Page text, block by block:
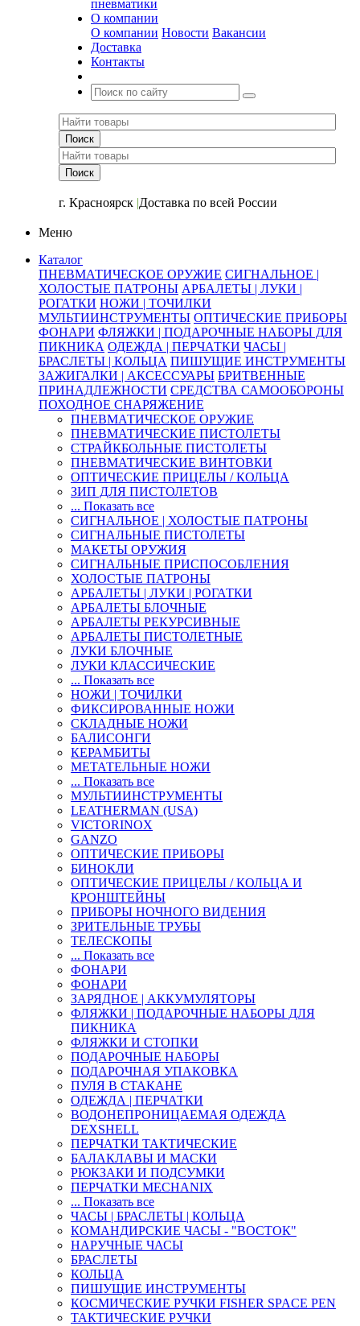
пневматики
О компании
О компании Новости Вакансии
Доставка
Контакты
г. Красноярск |Доставка по всей России
Меню
Каталог
ПНЕВМАТИЧЕСКОЕ ОРУЖИЕ СИГНАЛЬНОЕ |
ХОЛОСТЫЕ ПАТРОНЫ АРБАЛЕТЫ | ЛУКИ |
РОГАТКИ НОЖИ | ТОЧИЛКИ
МУЛЬТИИНСТРУМЕНТЫ ОПТИЧЕСКИЕ ПРИБОРЫ
ФОНАРИ ФЛЯЖКИ | ПОДАРОЧНЫЕ НАБОРЫ ДЛЯ
ПИКНИКА ОДЕЖДА | ПЕРЧАТКИ ЧАСЫ |
БРАСЛЕТЫ | КОЛЬЦА ПИШУЩИЕ ИНСТРУМЕНТЫ
ЗАЖИГАЛКИ | АКСЕССУАРЫ БРИТВЕННЫЕ
ПРИНАДЛЕЖНОСТИ СРЕДСТВА САМООБОРОНЫ
ПОХОДНОЕ СНАРЯЖЕНИЕ
ПНЕВМАТИЧЕСКОЕ ОРУЖИЕ
ПНЕВМАТИЧЕСКИЕ ПИСТОЛЕТЫ
СТРАЙКБОЛЬНЫЕ ПИСТОЛЕТЫ
ПНЕВМАТИЧЕСКИЕ ВИНТОВКИ
ОПТИЧЕСКИЕ ПРИЦЕЛЫ / КОЛЬЦА
ЗИП ДЛЯ ПИСТОЛЕТОВ
... Показать все
СИГНАЛЬНОЕ | ХОЛОСТЫЕ ПАТРОНЫ
СИГНАЛЬНЫЕ ПИСТОЛЕТЫ
МАКЕТЫ ОРУЖИЯ
СИГНАЛЬНЫЕ ПРИСПОСОБЛЕНИЯ
ХОЛОСТЫЕ ПАТРОНЫ
АРБАЛЕТЫ | ЛУКИ | РОГАТКИ
АРБАЛЕТЫ БЛОЧНЫЕ
АРБАЛЕТЫ РЕКУРСИВНЫЕ
АРБАЛЕТЫ ПИСТОЛЕТНЫЕ
ЛУКИ БЛОЧНЫЕ
ЛУКИ КЛАССИЧЕСКИЕ
... Показать все
НОЖИ | ТОЧИЛКИ
ФИКСИРОВАННЫЕ НОЖИ
СКЛАДНЫЕ НОЖИ
БАЛИСОНГИ
КЕРАМБИТЫ
МЕТАТЕЛЬНЫЕ НОЖИ
... Показать все
МУЛЬТИИНСТРУМЕНТЫ
LEATHERMAN (USA)
VICTORINOX
GANZO
ОПТИЧЕСКИЕ ПРИБОРЫ
БИНОКЛИ
ОПТИЧЕСКИЕ ПРИЦЕЛЫ / КОЛЬЦА И
КРОНШТЕЙНЫ
ПРИБОРЫ НОЧНОГО ВИДЕНИЯ
ЗРИТЕЛЬНЫЕ ТРУБЫ
ТЕЛЕСКОПЫ
... Показать все
ФОНАРИ
ФОНАРИ
ЗАРЯДНОЕ | АККУМУЛЯТОРЫ
ФЛЯЖКИ | ПОДАРОЧНЫЕ НАБОРЫ ДЛЯ
ПИКНИКА
ФЛЯЖКИ И СТОПКИ
ПОДАРОЧНЫЕ НАБОРЫ
ПОДАРОЧНАЯ УПАКОВКА
ПУЛЯ В СТАКАНЕ
ОДЕЖДА | ПЕРЧАТКИ
ВОДОНЕПРОНИЦАЕМАЯ ОДЕЖДА
DEXSHELL
ПЕРЧАТКИ ТАКТИЧЕСКИЕ
БАЛАКЛАВЫ И МАСКИ
РЮКЗАКИ И ПОДСУМКИ
ПЕРЧАТКИ MECHANIX
... Показать все
ЧАСЫ | БРАСЛЕТЫ | КОЛЬЦА
КОМАНДИРСКИЕ ЧАСЫ - "ВОСТОК"
НАРУЧНЫЕ ЧАСЫ
БРАСЛЕТЫ
КОЛЬЦА
ПИШУЩИЕ ИНСТРУМЕНТЫ
КОСМИЧЕСКИЕ РУЧКИ FISHER SPACE PEN
ТАКТИЧЕСКИЕ РУЧКИ